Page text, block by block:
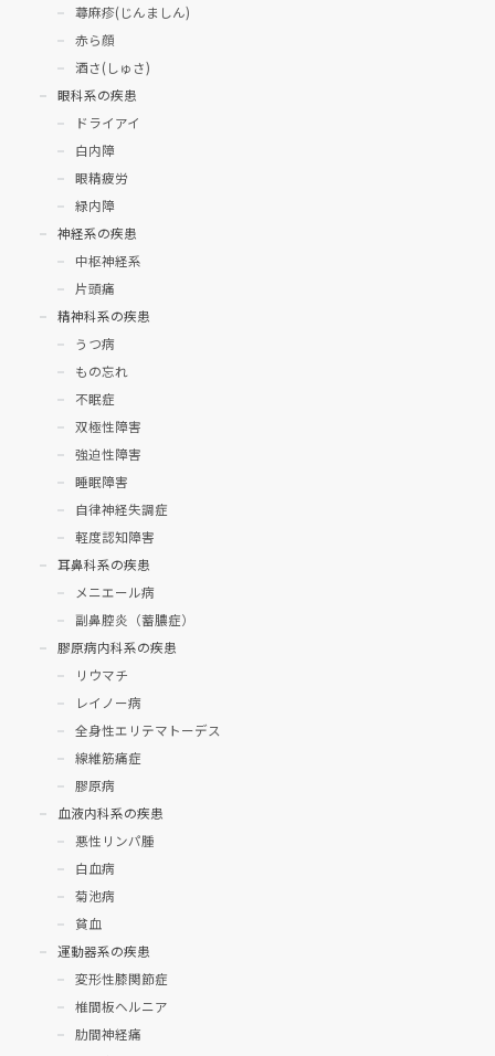
蕁麻疹(じんましん)
赤ら顔
酒さ(しゅさ)
眼科系の疾患
ドライアイ
白内障
眼精疲労
緑内障
神経系の疾患
中枢神経系
片頭痛
精神科系の疾患
うつ病
もの忘れ
不眠症
双極性障害
強迫性障害
睡眠障害
自律神経失調症
軽度認知障害
耳鼻科系の疾患
メニエール病
副鼻腔炎（蓄膿症）
膠原病内科系の疾患
リウマチ
レイノー病
全身性エリテマトーデス
線維筋痛症
膠原病
血液内科系の疾患
悪性リンパ腫
白血病
菊池病
貧血
運動器系の疾患
変形性膝関節症
椎間板ヘルニア
肋間神経痛